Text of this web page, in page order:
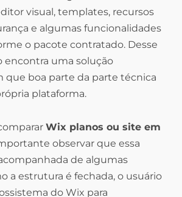
visual, templates, recursos
e algumas funcionalidades
o pacote contratado. Desse
encontra uma solução
que boa parte da parte técnica
plataforma.
Wix planos ou site em
observar que essa
de algumas
a estrutura é fechada, o usuário
do Wix para